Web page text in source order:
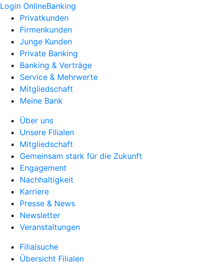
Login OnlineBanking
Privatkunden
Firmenkunden
Junge Kunden
Private Banking
Banking & Verträge
Service & Mehrwerte
Mitgliedschaft
Meine Bank
Über uns
Unsere Filialen
Mitgliedschaft
Gemeinsam stark für die Zukunft
Engagement
Nachhaltigkeit
Karriere
Presse & News
Newsletter
Veranstaltungen
Filialsuche
Übersicht Filialen